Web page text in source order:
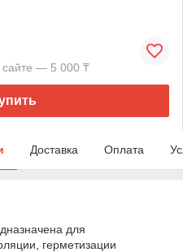
сайте — 5 000 ₸
Доставка Оплата
для
герметизации